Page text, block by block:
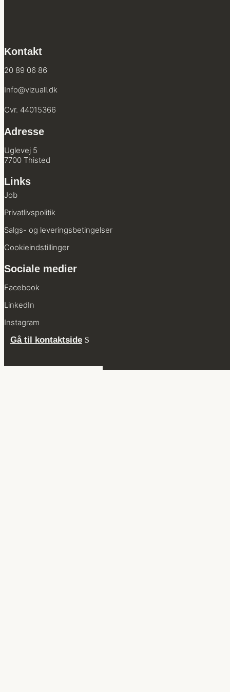
Kontakt
20 89 06 86
Info@vizuall.dk
Cvr. 44015366
Adresse
Uglevej 5
7700 Thisted
Links
Job
Privatlivs­politik
Salgs- og leverings­betingelser
Cookie­indstillinger
Sociale medier
Facebook
LinkedIn
Instagram
Gå til kontaktside